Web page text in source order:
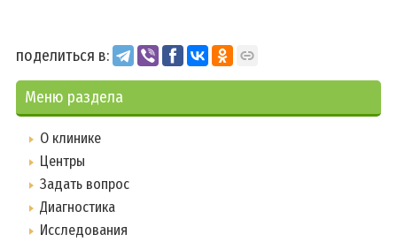
поделиться в:
Меню раздела
О клинике
Центры
Задать вопрос
Диагностика
Исследования